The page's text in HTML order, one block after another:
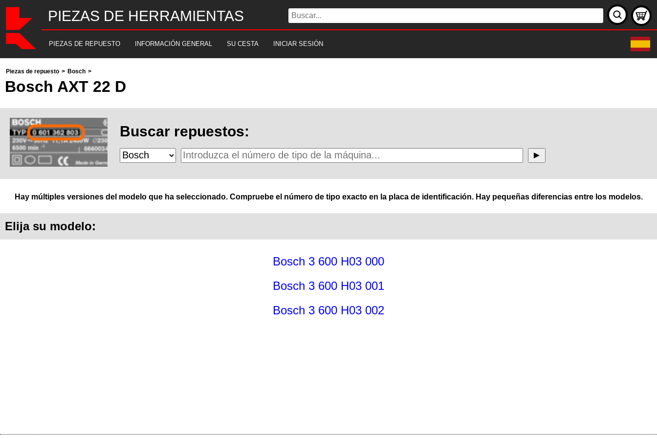
PIEZAS DE HERRAMIENTAS
PIEZAS DE REPUESTO INFORMACIÓN GENERAL SU CESTA INICIAR SESIÓN
Piezas de repuesto > Bosch >
Bosch AXT 22 D
Buscar repuestos:
Hay múltiples versiones del modelo que ha seleccionado. Compruebe el número de tipo exacto en la placa de identificación. Hay pequeñas diferencias entre los modelos.
Elija su modelo:
Bosch 3 600 H03 000
Bosch 3 600 H03 001
Bosch 3 600 H03 002